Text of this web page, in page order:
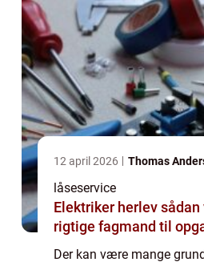
12 april 2026 Thomas
låseservice
Elektriker herlev sådan vælger du den
rigtige fagmand til
Der kan være mange